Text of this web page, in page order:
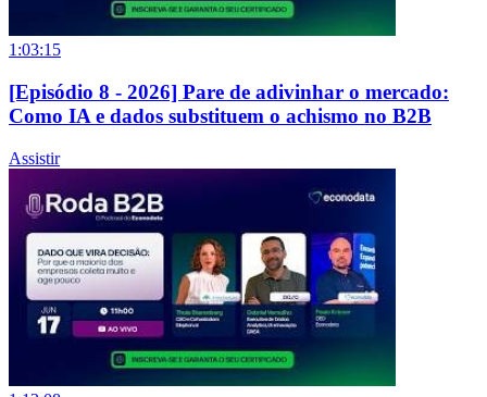
1:03:15
[Episódio 8 - 2026] Pare de adivinhar o mercado:
Como IA e dados substituem o achismo no B2B
Assistir